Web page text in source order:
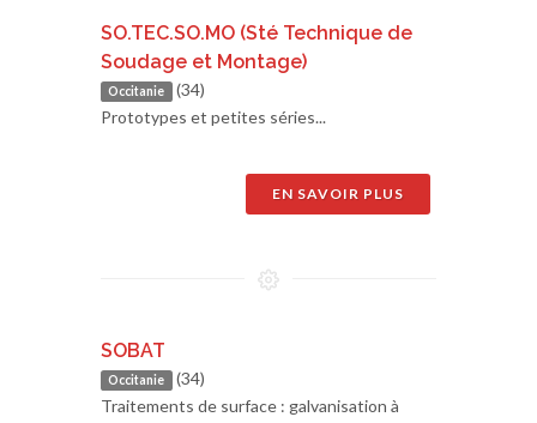
SO.TEC.SO.MO (Sté Technique de
Soudage et Montage)
Occitanie (34)
Prototypes et petites séries...
EN SAVOIR PLUS
SOBAT
Occitanie (34)
Traitements de surface : galvanisation à